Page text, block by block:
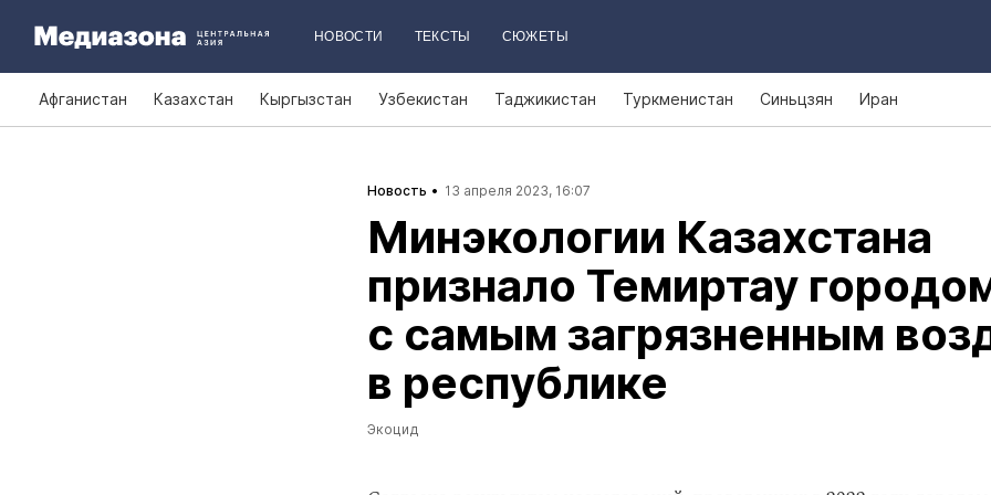
НОВОСТИ ТЕКСТЫ СЮЖЕТЫ
Афганистан Казахстан Кыргызстан Узбекистан Таджикистан Туркменистан Синьцзян Иран
Новость 13 апреля 2023, 16:07
Минэкологии Казахстана
признало Темиртау
с самым загрязненным
в республике
Экоцид